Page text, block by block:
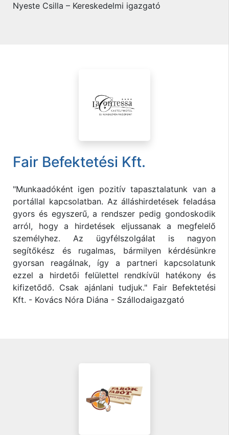
Nyeste Csilla – Kereskedelmi igazgató
Fair Befektetési Kft.
"Munkaadóként igen pozitív tapasztalatunk van a
portállal kapcsolatban. Az álláshirdetések feladása
gyors és egyszerű, a rendszer pedig gondoskodik
arról, hogy a hirdetések eljussanak a megfelelő
személyhez. Az ügyfélszolgálat is nagyon
segítőkész és rugalmas, bármilyen kérdésünkre
gyorsan reagálnak, így a partneri kapcsolatunk
ezzel a hirdetői felülettel rendkívül hatékony és
kifizetődő. Csak ajánlani tudjuk." Fair Befektetési
Kft. - Kovács Nóra Diána - Szállodaigazgató